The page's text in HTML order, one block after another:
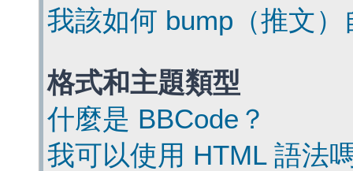
我該如何 bump（推文
格式和主題類型
什麼是 BBCode？
我可以使用 HTML 語法